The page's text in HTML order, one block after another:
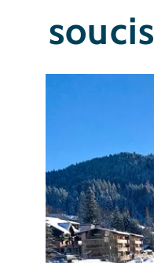
soucis